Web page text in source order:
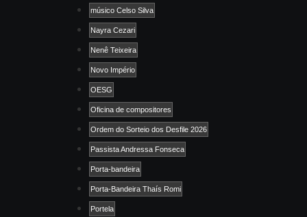
músico Celso Silva
Nayra Cezari
Nenê Teixeira
Novo Império
OESG
Oficina de compositores
Ordem do Sorteio dos Desfile 2026
Passista Andressa Fonseca
Porta-bandeira
Porta-Bandeira Thaís Romi
Portela